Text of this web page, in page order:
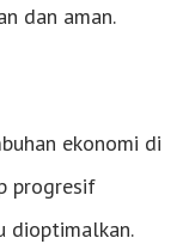
dan aman.
ekonomi di
progresif
dioptimalkan.